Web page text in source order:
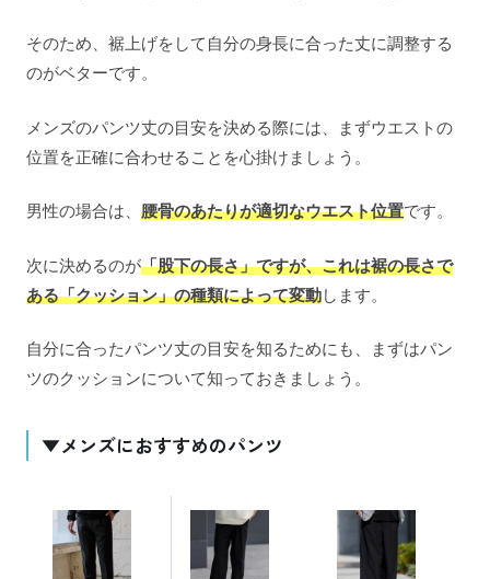
そのため、裾上げをして自分の身長に合った丈に調整する
のがベターです。
メンズのパンツ丈の目安を決める際には、まずウエストの
位置を正確に合わせることを心掛けましょう。
男性の場合は、 腰骨のあたりが適切なウエスト位置です。
次に決めるのが「股下の長さ」ですが、これは裾の長さで
ある「クッション」の種類によって変動します。
自分に合ったパンツ丈の目安を知るためにも、まずはパン
ツのクッションについて知っておきましょう。
▼メンズにおすすめのパンツ